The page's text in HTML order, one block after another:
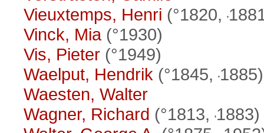
Vieuxtemps, Henri (°1820,
Vinck, Mia(°1930)
Vis, Pieter (°1949)
Waelput, Hendrik (°1845, 1885)
Waesten, Walter
Wagner, Richard (°1813, 1883)